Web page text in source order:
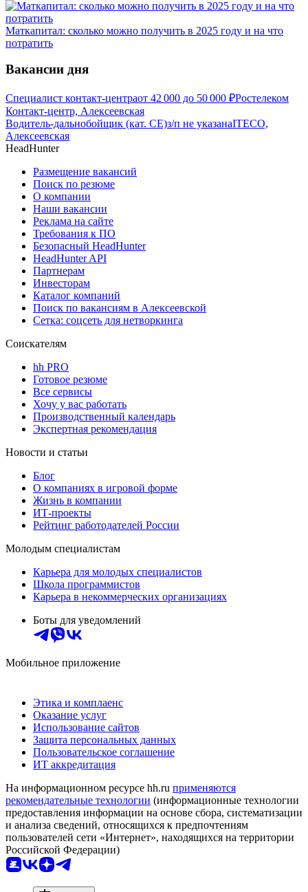
Маткапитал: сколько можно получить в 2025 году и на что
потратить
Вакансии дня
Специалист контакт-центраот 42 000 до 50 000 ₽Ростелеком
Контакт-центр, Алексеевская
Водитель-дальнобойщик (кат. CE)з/п не указанаITECO,
Алексеевская
HeadHunter
Размещение вакансий
Поиск по резюме
О компании
Наши вакансии
Реклама на сайте
Требования к ПО
Безопасный HeadHunter
HeadHunter API
Партнерам
Инвесторам
Каталог компаний
Поиск по вакансиям в Алексеевской
Сетка: соцсеть для нетворкинга
Соискателям
hh PRO
Готовое резюме
Все сервисы
Хочу у вас работать
Производственный календарь
Экспертная рекомендация
Новости и статьи
Блог
О компаниях в игровой форме
Жизнь в компании
ИТ-проекты
Рейтинг работодателей России
Молодым специалистам
Карьера для молодых специалистов
Школа программистов
Карьера в некоммерческих организациях
Боты для уведомлений
Мобильное приложение
Этика и комплаенс
Оказание услуг
Использование сайтов
Защита персональных данных
Пользовательское соглашение
ИТ аккредитация
На информационном ресурсе hh.ru применяются
рекомендательные технологии (информационные технологии
предоставления информации на основе сбора, систематизации
и анализа сведений, относящихся к предпочтениям
пользователей сети «Интернет», находящихся на территории
Российской Федерации)